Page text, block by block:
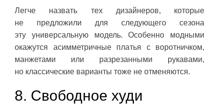
Легче назвать тех дизайнеров, которые
не предложили для следующего сезона
эту универсальную модель. Особенно модными
окажутся асимметричные платья с воротничком,
манжетами или разрезанными рукавами,
но классические варианты тоже не отменяются.
8. Свободное худи